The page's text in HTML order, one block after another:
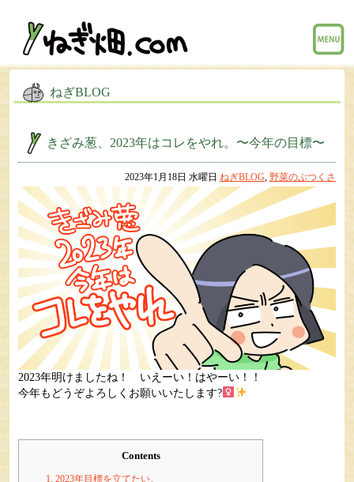
menu
ねぎBLOG
きざみ葱、2023年はコレをやれ。〜今年の目標〜
2023年1月18日 水曜日 ねぎBLOG, 野菜のぶつくさ
2023年明けましたね！ いえーい！はやーい！！
今年もどうぞよろしくお願いいたします?‍
Contents
1. 2023年目標を立てたい。